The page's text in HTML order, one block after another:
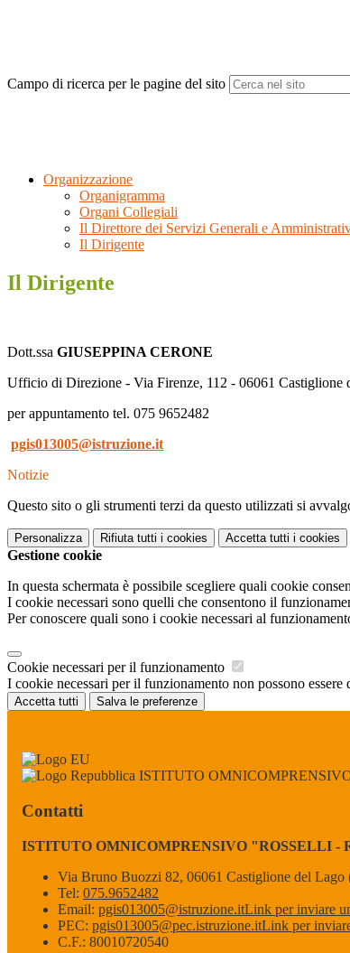
Campo di ricerca per le pagine del sito
Organizzazione
Organigramma
Organi Collegiali
Il Direttore dei Servizi Generali e
Il Dirigente
Il Dirigente
Dott.ssa GIUSEPPINA CERONE
Ufficio di Direzione - Via Firenze, 112 - 06061 Castiglione
per appuntamento tel. 075 9652482
pgis013005@istruzione.it
Notizie
Questo sito o gli strumenti terzi da questo utilizzati si
Personalizza Rifiuta tutti i cookies Accetta tutti i cookies
Gestione cookie
In questa schermata è possibile scegliere quali cookie
I cookie necessari sono quelli che consentono il
Per conoscere quali sono i cookie necessari al
Cookie necessari per il funzionamento
I cookie necessari per il funzionamento non possono
Accetta tutti Salva le preferenze
ISTITUTO
Contatti
ISTITUTO OMNICOMPRENSIVO "ROSSELLI -
Via Bruno Buozzi 82, 06061 Castiglione del Lago
Tel: 075.9652482
Email: pgis013005@istruzione.itLink per inviare
PEC: pgis013005@pec.istruzione.itLink per
C.F.: 80010720540